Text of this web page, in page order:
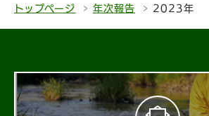
トップページ 年次報告 2023年